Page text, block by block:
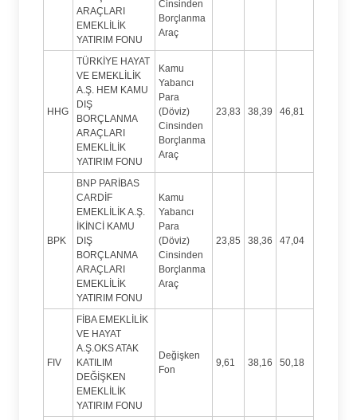
ARAÇLARI
EMEKLİLİK
YATIRIM FONU
Cinsinden
Borçlanma
Araç
HHG
TÜRKİYE HAYAT
VE EMEKLİLİK
A.Ş. HEM KAMU
DIŞ
BORÇLANMA
ARAÇLARI
EMEKLİLİK
YATIRIM FONU
Kamu
Yabancı
Para
(Döviz)
Cinsinden
Borçlanma
Araç
23,83 38,39 46,81
BPK
BNP PARİBAS
CARDİF
EMEKLİLİK A.Ş.
İKİNCİ KAMU
DIŞ
BORÇLANMA
ARAÇLARI
EMEKLİLİK
YATIRIM FONU
Kamu
Yabancı
Para
(Döviz)
Cinsinden
Borçlanma
Araç
23,85 38,36 47,04
FIV
FİBA EMEKLİLİK
VE HAYAT
A.Ş.OKS ATAK
KATILIM
DEĞİŞKEN
EMEKLİLİK
YATIRIM FONU
Değişken
Fon
9,61 38,16 50,18